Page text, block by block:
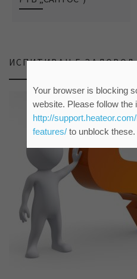
ИСПИТИВАЊЕ
Your browser is blocking
website. Please follow the
http://
features/to unblock these.